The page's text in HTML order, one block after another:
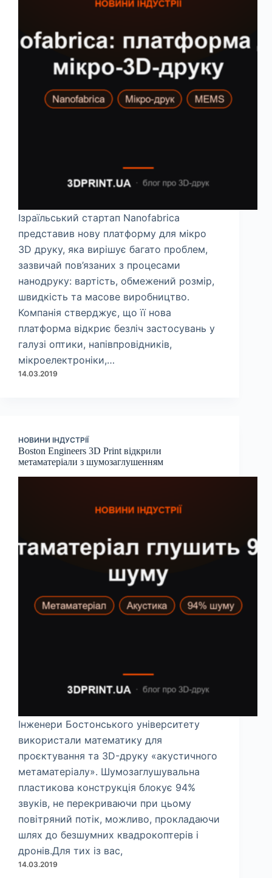
Ізраїльський стартап Nanofabrica
представив нову платформу для мікро
3D друку, яка вирішує багато проблем,
зазвичай пов’язаних з процесами
нанодруку: вартість, обмежений розмір,
швидкість та масове виробництво.
Компанія стверджує, що її нова
платформа відкриє безліч застосувань у
галузі оптики, напівпровідників,
мікроелектроніки,…
14.03.2019
НОВИНИ ІНДУСТРІЇ
Boston Engineers 3D Print відкрили
метаматеріали з шумозаглушенням
Інженери Бостонського університету
використали математику для
проєктування та 3D-друку «акустичного
метаматеріалу». Шумозаглушувальна
пластикова конструкція блокує 94%
звуків, не перекриваючи при цьому
повітряний потік, можливо, прокладаючи
шлях до безшумних квадрокоптерів і
дронів.Для тих із вас,
14.03.2019